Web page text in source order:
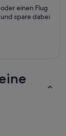
einen Flug
spare dabei